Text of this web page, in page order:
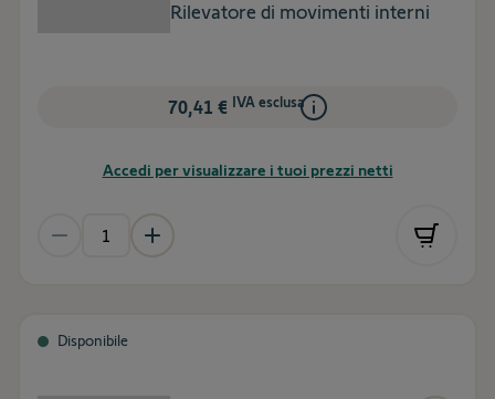
Rilevatore di movimenti interni
70,41 € IVA esclusa
Accedi per visualizzare i tuoi prezzi netti
Disponibile